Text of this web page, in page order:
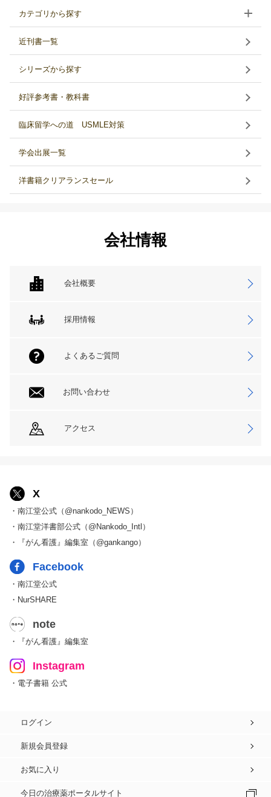
カテゴリから探す
近刊書一覧
シリーズから探す
好評参考書・教科書
臨床留学への道 USMLE対策
学会出展一覧
洋書籍クリアランスセール
会社情報
会社概要
採用情報
よくあるご質問
お問い合わせ
アクセス
X
・南江堂公式（@nankodo_NEWS）
・南江堂洋書部公式（@Nankodo_Intl）
・『がん看護』編集室（@gankango）
Facebook
・南江堂公式
・NurSHARE
note
・『がん看護』編集室
Instagram
・電子書籍 公式
ログイン
新規会員登録
お気に入り
今日の治療薬ポータルサイト